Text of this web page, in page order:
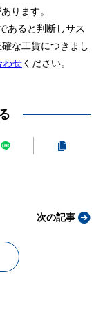
ります。
あると判断しサス
な工賃につきまし
わせください。
次の記事